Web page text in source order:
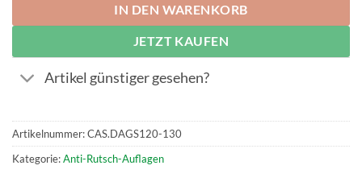
IN DEN WARENKORB
JETZT KAUFEN
Artikel günstiger gesehen?
Artikelnummer:CAS.DAGS120-130
Kategorie:Anti-Rutsch-Auflagen